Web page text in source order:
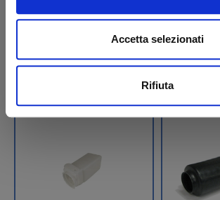
Accetta selezionati
Rifiuta
€ 189,05+VAT
To order
Buy
€